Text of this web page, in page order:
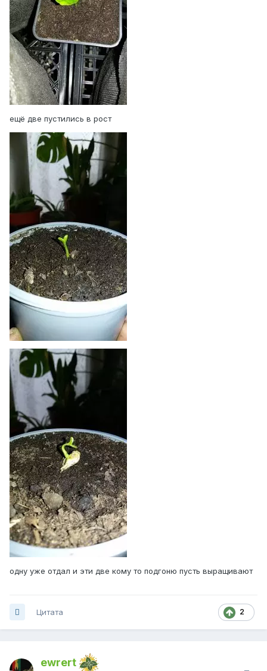
ещё две пустились в рост
одну уже отдал и эти две кому то подгоню пусть выращивают
2
Цитата
ewrert